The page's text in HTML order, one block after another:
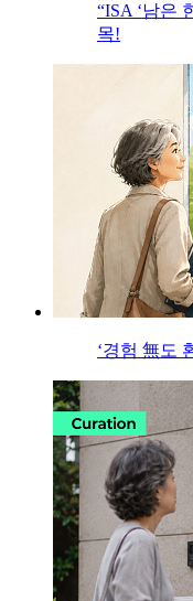
“ISA ‘남은
목!
‘경험 無도